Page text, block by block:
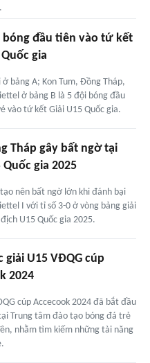
bóng đầu tiên vào tứ kết
gia
ở bảng A; Kon Tum, Đồng Tháp,
ở bảng B là 5 đội bóng đầu
vào tứ kết Giải U15 Quốc gia.
Tháp gây bất ngờ tại
Quốc gia 2025
nên bất ngờ lớn khi đánh bại
I với tỉ số 3-0 ở vòng bảng giải
U15 Quốc gia 2025.
giải U15 VĐQG cúp
2024
cúp Accecook 2024 đã bắt đầu
Trung tâm đào tạo bóng đá trẻ
nhằm tìm kiếm những tài năng